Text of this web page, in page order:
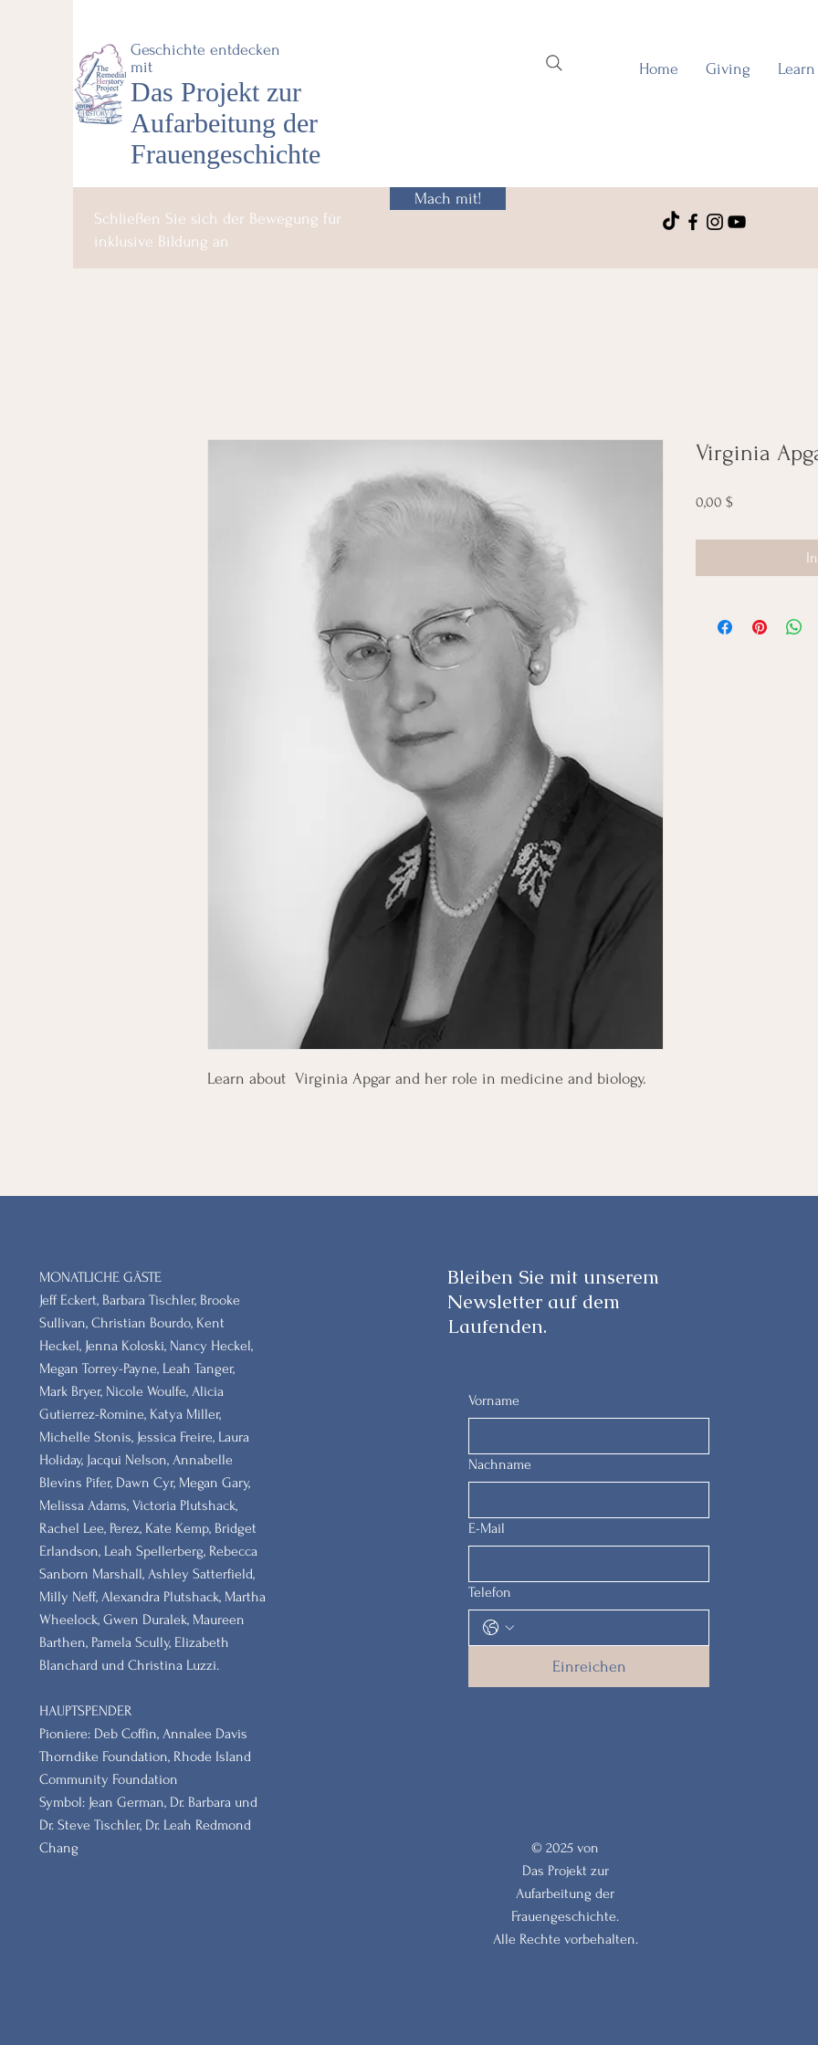
Geschichte entdecken
mit
Das Projekt zur
Aufarbeitung der
Frauengeschichte
Home Giving Learn
Schließen Sie sich der Bewegung für
inklusive Bildung an
Mach mit!
Learn about Virginia Apgar and her role in medicine and biology.
Virginia
0,00 $Preis
MONATLICHE GÄSTE
Jeff Eckert, Barbara Tischler, Brooke
Sullivan, Christian Bourdo, Kent
Heckel, Jenna Koloski, Nancy Heckel,
Megan Torrey-Payne, Leah Tanger,
Mark Bryer, Nicole Woulfe, Alicia
Gutierrez-Romine, Katya Miller,
Michelle Stonis, Jessica Freire, Laura
Holiday, Jacqui Nelson, Annabelle
Blevins Pifer, Dawn Cyr, Megan Gary,
Melissa Adams, Victoria Plutshack,
Rachel Lee, Perez, Kate Kemp, Bridget
Erlandson, Leah Spellerberg, Rebecca
Sanborn Marshall, Ashley Satterfield,
Milly Neff, Alexandra Plutshack, Martha
Wheelock, Gwen Duralek, Maureen
Barthen, Pamela Scully, Elizabeth
Blanchard und Christina Luzzi.
HAUPTSPENDER
Pioniere: Deb Coffin, Annalee Davis
Thorndike Foundation, Rhode Island
Community Foundation
Symbol: Jean German, Dr. Barbara und
Dr. Steve Tischler, Dr. Leah Redmond
Chang
Bleiben Sie mit unserem
Newsletter auf dem
Laufenden.
Vorname
Nachname
E-Mail
Telefon
Einreichen
© 2025 von
Das Projekt zur
Aufarbeitung der
Frauengeschichte.
Alle Rechte vorbehalten.